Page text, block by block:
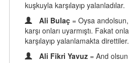
kuşkuyla karşılayıp yalanladılar.
Ali Bulaç = Oysa
karşı onları uyarmıştı. Fakat
karşılayıp yalanlamakta direttiler.
Ali Fikri Yavuz = And